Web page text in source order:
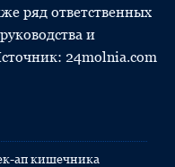
ряд ответственных
и
24molnia.com
ап кишечника